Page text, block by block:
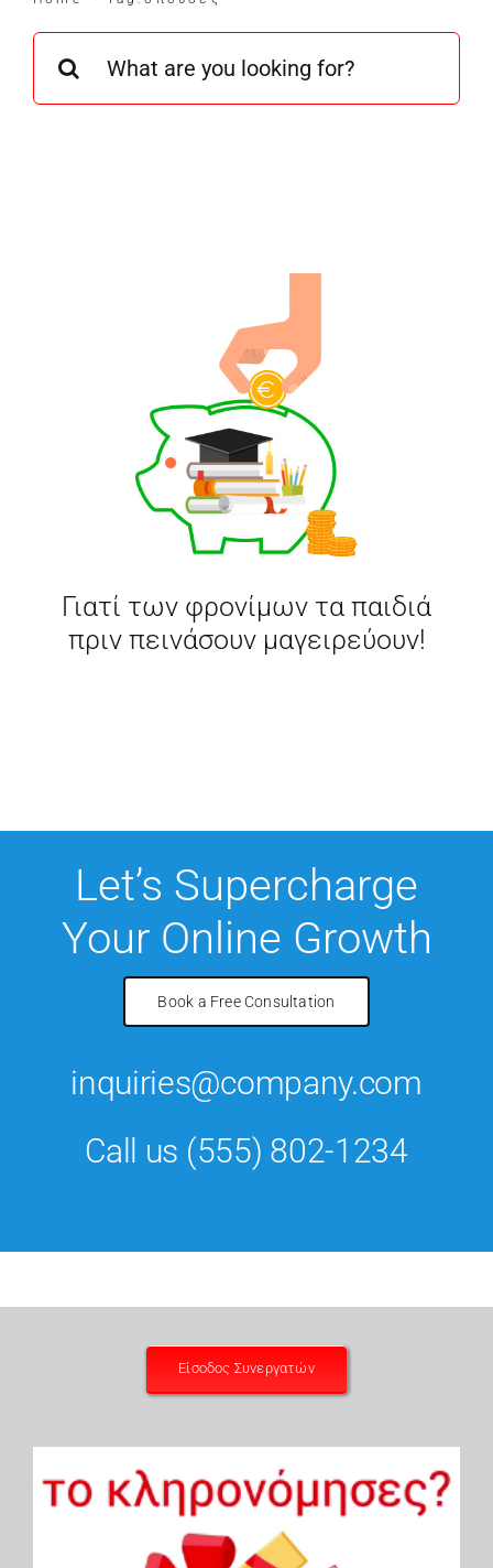
ΕΠΙΚΟΙΝΩΝΙΑ
for:
Γιατί των φρονίμων τα παιδιά
πριν πεινάσουν μαγειρεύουν!
Let’s Supercharge
Your Online Growth
Book a Free Consultation
inquiries@company.com
Call us (555) 802-1234
Είσοδος Συνεργατών